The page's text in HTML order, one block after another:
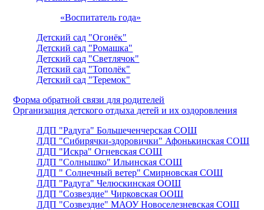
«Воспитатель года»
Детский сад "Огонёк"
Детский сад "Ромашка"
Детский сад "Светлячок"
Детский сад "Тополёк"
Детский сад "Теремок"
Форма обратной связи для родителей
Организация детского отдыха детей и их оздоровления
ЛДП "Радуга" Большеченчерская СОШ
ЛДП "Сибирячки-здоровички" Афонькинская СОШ
ЛДП "Искра" Огневская СОШ
ЛДП "Солнышко" Ильинская СОШ
ЛДП " Солнечный ветер" Смирновская СОШ
ЛДП "Радуга" Челюскинская ООШ
ЛДП "Созвездие" Чирковская ООШ
ЛДП "Созвездие" МАОУ Новоселезневская СОШ